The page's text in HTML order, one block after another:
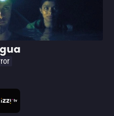
ofrece una experiencia
para fans de películas de